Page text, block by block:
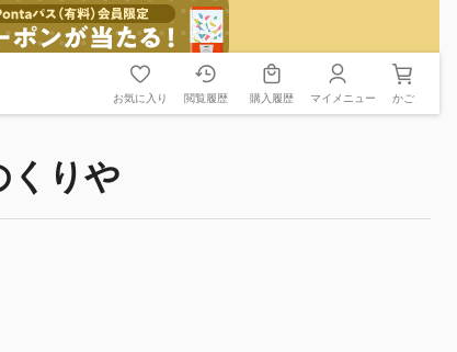
お気に入り 閲覧履歴 購入履歴 マイメニュー かご
りや